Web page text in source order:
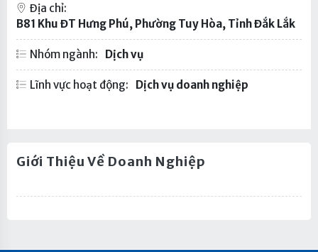
Địa chỉ:
B81 Khu ĐT Hưng Phú, Phường Tuy Hòa, Tỉnh Đắk Lắk
Nhóm ngành: Dịch vụ
Lĩnh vực hoạt động: Dịch vụ doanh nghiệp
Giới Thiệu Về Doanh Nghiệp